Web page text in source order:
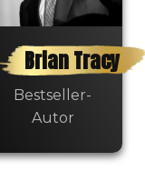
"Definiere
deine
Probleme
genau!"
Brian Tracy
Bestseller-
Autor